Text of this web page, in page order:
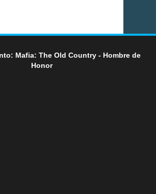
Mafia: The Old Country - Hombre de
Honor